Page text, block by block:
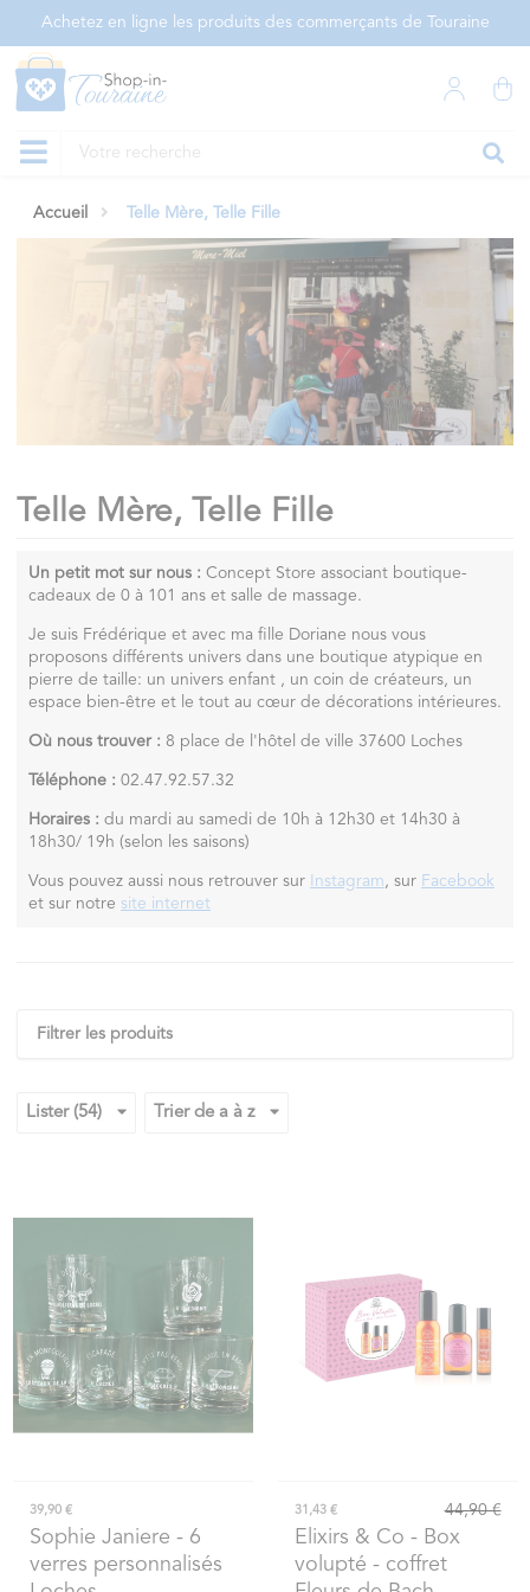
Achetez en ligne les produits des commerçants de Touraine
Accueil Telle Mère, Telle Fille
Telle Mère, Telle Fille
Un petit mot sur nous : Concept Store associant boutique-
cadeaux de 0 à 101 ans et salle de massage.
Je suis Frédérique et avec ma fille Doriane nous vous
proposons différents univers dans une boutique atypique en
pierre de taille: un univers enfant , un coin de créateurs, un
espace bien-être et le tout au cœur de décorations intérieures.
Où nous trouver : 8 place de l'hôtel de ville 37600 Loches
Téléphone : 02.47.92.57.32
Horaires : du mardi au samedi de 10h à 12h30 et 14h30 à
18h30/ 19h (selon les saisons)
Vous pouvez aussi nous retrouver sur Instagram , sur Facebook
et sur notre site internet
Filtrer les produits
Lister (54) Trier de a à z
39,90 €
Sophie Janiere - 6
verres personnalisés
31,43 € 44,90 €
Elixirs & Co - Box
volupté - coffret
Panneau de gestion des cookies